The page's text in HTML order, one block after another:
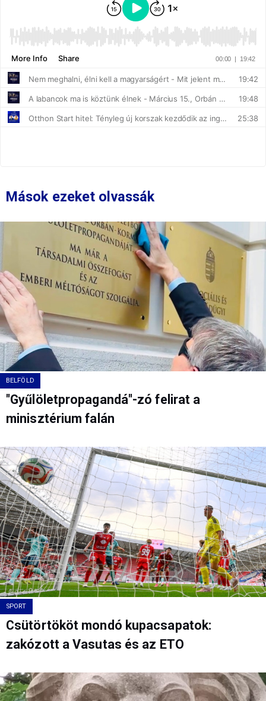
Mások ezeket olvassák
BELFÖLD
"Gyűlöletpropagandá"-zó felirat a
minisztérium falán
SPORT
Csütörtököt mondó kupacsapatok:
zakózott a Vasutas és az ETO